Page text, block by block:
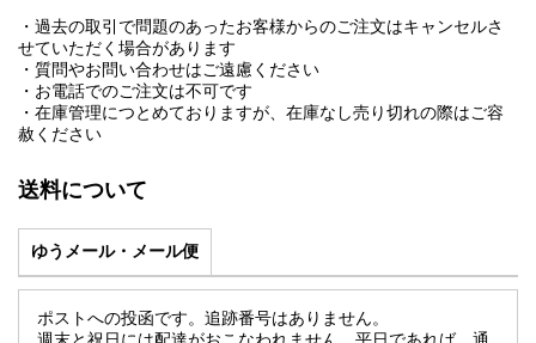
・過去の取引で問題のあったお客様からのご注文はキャンセルさ
せていただく場合があります
・質問やお問い合わせはご遠慮ください
・お電話でのご注文は不可です
・在庫管理につとめておりますが、在庫なし売り切れの際はご容
赦ください
送料について
ゆうメール・メール便
ポストへの投函です。追跡番号はありません。